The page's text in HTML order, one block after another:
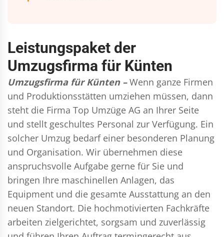
Leistungspaket der
Umzugsfirma für Künten
Umzugsfirma für Künten – Wenn ganze Firmen
und Produktionsstätten umziehen müssen, dann
steht die Firma Top Umzüge AG an Ihrer Seite
und stellt geschultes Personal zur Verfügung. Ein
solcher Umzug bedarf einer besonderen Planung
und Organisation. Wir übernehmen diese
anspruchsvolle Aufgabe gerne für Sie und
bringen Ihre maschinellen Anlagen, das
Equipment und die gesamte Ausstattung an den
neuen Standort. Die hochmotivierten Fachkräfte
arbeiten zielgerichtet, sorgsam und zuverlässig